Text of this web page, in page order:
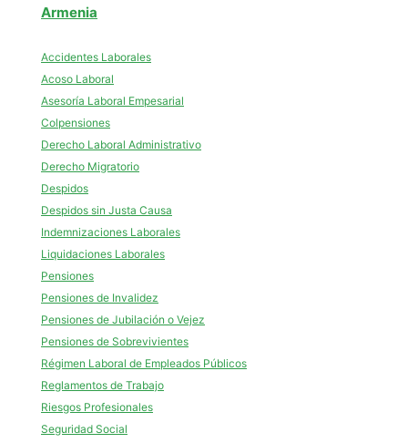
Armenia
Accidentes Laborales
Acoso Laboral
Asesoría Laboral Empesarial
Colpensiones
Derecho Laboral Administrativo
Derecho Migratorio
Despidos
Despidos sin Justa Causa
Indemnizaciones Laborales
Liquidaciones Laborales
Pensiones
Pensiones de Invalidez
Pensiones de Jubilación o Vejez
Pensiones de Sobrevivientes
Régimen Laboral de Empleados Públicos
Reglamentos de Trabajo
Riesgos Profesionales
Seguridad Social